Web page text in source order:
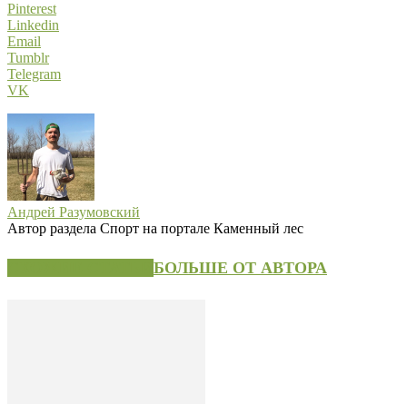
Pinterest
Linkedin
Email
Tumblr
Telegram
VK
Андрей Разумовский
Автор раздела Спорт на портале Каменный лес
БОЛЬШЕ ОТ АВТОРА